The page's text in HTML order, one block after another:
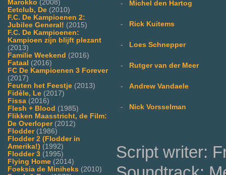
Marokko (2008)
Eetclub, De (2010)
F.C. De Kampioenen 2:
Jubilee General! (2015)
F.C. De Kampioenen:
Kampioen zijn blijft plezant
(2013)
Familie Weekend (2016)
Fataal (2016)
FC De Kampioenen 3 Forever
(2017)
Feuten het Feestje (2013)
Fidèle, Le (2017)
Fissa (2016)
Flesh + Blood (1985)
Flikken Maasstricht, de Film:
De Overloper(2012)
Flodder(1986)
Flodder 2 (Flodder in
Amerika!) (1992)
Flodder 3 (1995)
Flying Home (2014)
Foeksia de Miniheks (2010)
- Michel den Hartog
- Rick Kuitems
- Loes Schnepper
- Rutger van der Meer
- Andrew Vandaele
- Nick Vorsselman
Script writer: